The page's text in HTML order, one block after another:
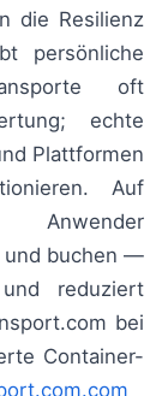
die Resilienz
persönliche
oft
echte
Plattformen
Auf
Anwender
und buchen —
reduziert
bei
Container-